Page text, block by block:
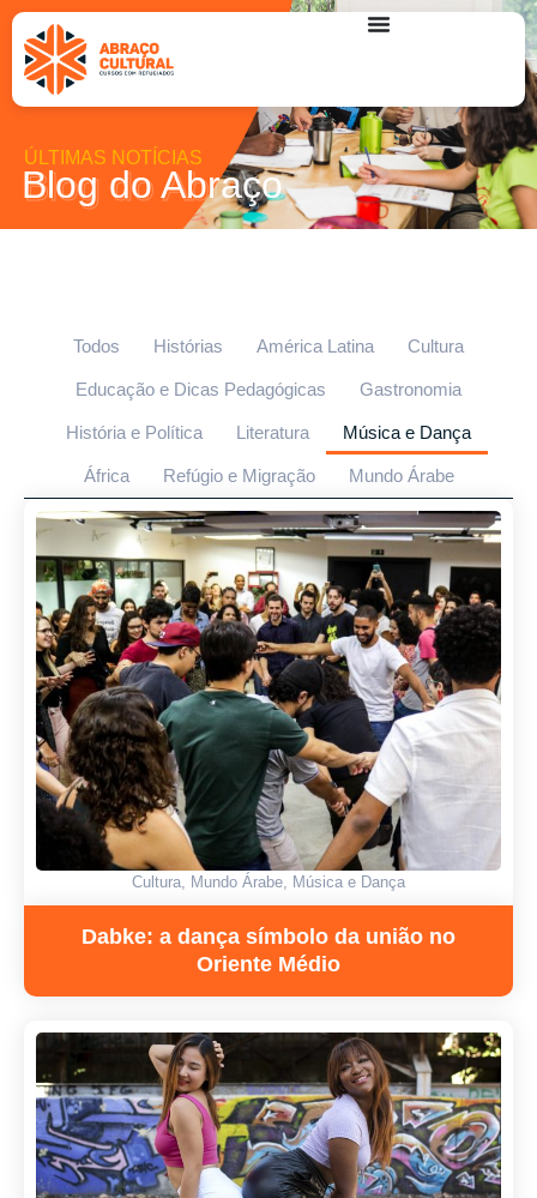
ÚLTIMAS NOTÍCIAS
Blog do Abraço
Todos Histórias América Latina Cultura
Educação e Dicas Pedagógicas Gastronomia
História e Política Literatura Música e Dança
África Refúgio e Migração Mundo Árabe
Cultura Mundo Árabe Música e Dança
Dabke: a dança símbolo da união no
Oriente Médio